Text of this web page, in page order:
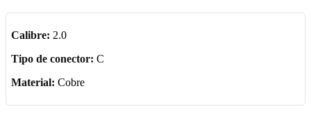
Calibre: 2.0
Tipo de conector: C
Material: Cobre